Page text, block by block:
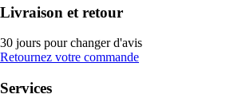
Livraison et retour
30 jours pour changer d'avis
Retournez votre commande
Services